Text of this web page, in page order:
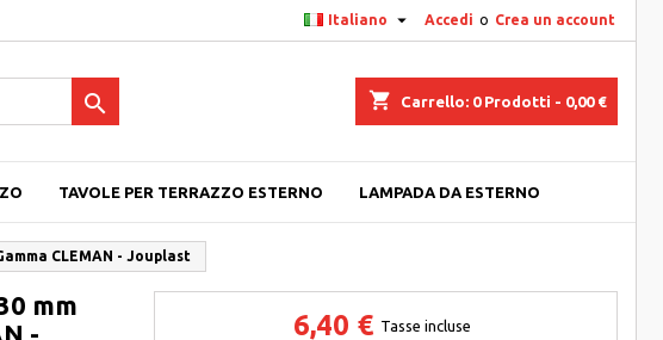
Accedi o Crea un account
Italiano 
shopping_cart Carrello: 0Prodotti - 0,00 €

TAVOLE PER TERRAZZO ESTERNO LAMPADA DA ESTERNO
CLEMAN - Jouplast
mm
-
6,40 € Tasse incluse